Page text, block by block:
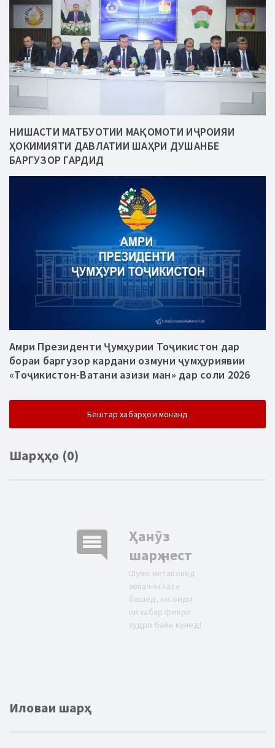
НИШАСТИ МАТБУОТИИ МАҚОМОТИ ИҶРОИЯИ
ҲОКИМИЯТИ ДАВЛАТИИ ШАҲРИ ДУШАНБЕ
БАРГУЗОР ГАРДИД
Амри Президенти Ҷумҳурии Тоҷикистон дар
бораи баргузор кардани озмуни ҷумҳуриявии
«Тоҷикистон-Ватани азизи ман» дар соли 2026
Бештар хабарҳои монанд
Шарҳҳо (0)
comment
Ҳанӯз
шарҳ нест
Шумо метавонед
аввалин касе
бошед, ки оиди
ин хабар фикри
худро баён кунед!
Иловаи шарҳ